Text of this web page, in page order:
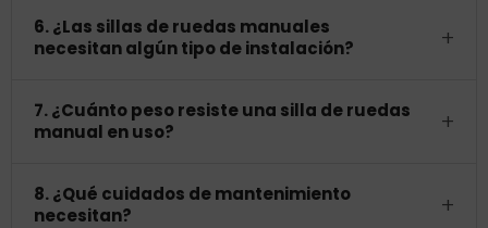
6. ¿Las sillas de ruedas manuales
necesitan algún tipo de instalación?
+
7. ¿Cuánto peso resiste una silla de ruedas
manual en uso?
+
8. ¿Qué cuidados de mantenimiento
necesitan?
+